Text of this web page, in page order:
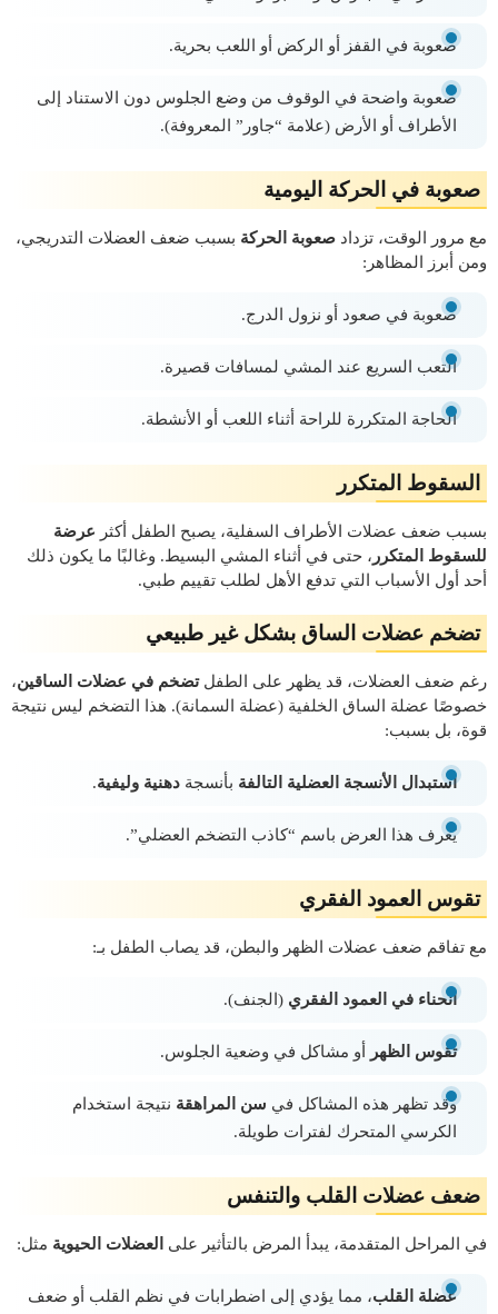
صعوبة في القفز أو الركض أو اللعب بحرية.
صعوبة واضحة في الوقوف من وضع الجلوس دون الاستناد إلى
الأطراف أو الأرض (علامة “جاور” المعروفة).
صعوبة في الحركة اليومية
مع مرور الوقت، تزداد صعوبة الحركة بسبب ضعف العضلات التدريجي،
ومن أبرز المظاهر:
صعوبة في صعود أو نزول الدرج.
التعب السريع عند المشي لمسافات قصيرة.
الحاجة المتكررة للراحة أثناء اللعب أو الأنشطة.
السقوط المتكرر
بسبب ضعف عضلات الأطراف السفلية، يصبح الطفل أكثر عرضة
للسقوط المتكرر ، حتى في أثناء المشي البسيط. وغالبًا ما يكون ذلك
أحد أول الأسباب التي تدفع الأهل لطلب تقييم طبي.
تضخم عضلات الساق بشكل غير طبيعي
رغم ضعف العضلات، قد يظهر على الطفلتضخم في عضلات الساقين،
خصوصًا عضلة الساق الخلفية (عضلة السمانة). هذا التضخم ليس نتيجة
قوة، بل بسبب:
استبدال الأنسجة العضلية التالفة بأنسجة دهنية وليفية.
يُعرف هذا العرض باسم “كاذب التضخم العضلي”.
تقوس العمود الفقري
مع تفاقم ضعف عضلات الظهر والبطن، قد يصاب الطفل بـ:
انحناء في العمود الفقري (الجنف).
تقوس الظهر أو مشاكل في وضعية الجلوس.
وقد تظهر هذه المشاكل في سن المراهقة نتيجة استخدام
الكرسي المتحرك لفترات طويلة.
ضعف عضلات القلب والتنفس
في المراحل المتقدمة، يبدأ المرض بالتأثير على العضلات الحيوية مثل:
عضلة القلب، مما يؤدي إلى اضطرابات في نظم القلب أو ضعف